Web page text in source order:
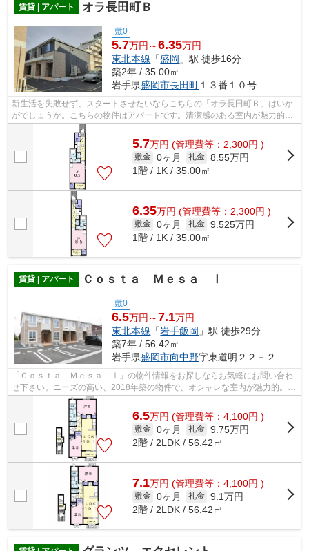
賃貸 | アパート オラ長田町Ｂ
敷0
5.7万円～6.35万円
東北本線 「盛岡 」駅 徒歩16分
築2年 / 35.00㎡
岩手県盛岡市長田町 １３番１０号
新生活を失敗せず、スタートさせたいならこちらの「オラ長田町Ｂ」はいか
がでしょうか。こちらの物件はアパートです。清潔感のある室内が魅力的な
令和5年築の物件となっており、一押し...
5.7万円 (管理費等：2,300円 )
敷金 0ヶ月 礼金 8.55万円
1階 / 1K / 35.00㎡
6.35万円 (管理費等：2,300円 )
敷金 0ヶ月 礼金 9.525万円
1階 / 1K / 35.00㎡
賃貸 | アパート Ｃｏｓｔａ Ｍｅｓａ Ⅰ
敷0
6.5万円～7.1万円
東北本線 「岩手飯岡 」駅 徒歩29分
築7年 / 56.42㎡
岩手県盛岡市向中野字東道明２２－２
「Ｃｏｓｔａ Ｍｅｓａ Ⅰ」の物件情報をお探しならお気軽にお問い合わ
せ下さい。ニーズの高い、2018年築の物件で、オシャレな室内が魅力的。住
む人のことも考えられている満足度の高...
6.5万円 (管理費等：4,100円 )
敷金 0ヶ月 礼金 9.75万円
2階 / 2LDK / 56.42㎡
7.1万円 (管理費等：4,100円 )
敷金 0ヶ月 礼金 9.1万円
2階 / 2LDK / 56.42㎡